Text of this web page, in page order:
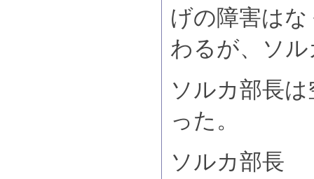
げの障害は
わるが、ソル
ソルカ部長
った。
ソルカ部長